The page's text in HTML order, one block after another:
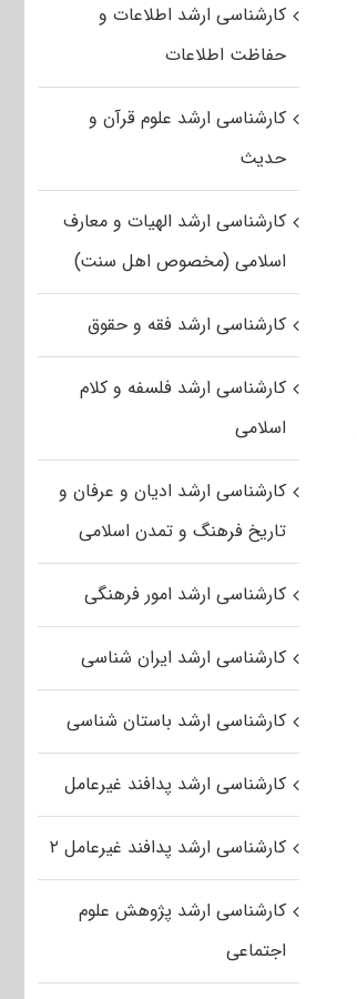
کارشناسی ارشد اطلاعات و
حفاظت اطلاعات
کارشناسی ارشد علوم قرآن و
حدیث
کارشناسی ارشد الهیات و معارف
اسلامی (مخصوص اهل سنت)
کارشناسی ارشد فقه و حقوق
کارشناسی ارشد فلسفه و کلام
اسلامی
کارشناسی ارشد ادیان و عرفان و
تاریخ فرهنگ و تمدن اسلامی
کارشناسی ارشد امور فرهنگی
کارشناسی ارشد ایران شناسی
کارشناسی ارشد باستان شناسی
کارشناسی ارشد پدافند غیرعامل
کارشناسی ارشد پدافند غیرعامل ۲
کارشناسی ارشد پژوهش علوم
اجتماعی